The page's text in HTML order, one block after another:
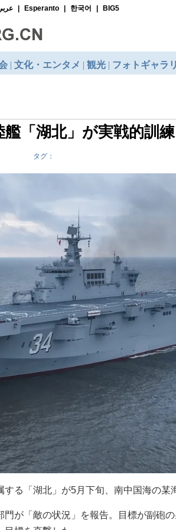
「湖北」が実戦的訓
タグ：
る「湖北」が5月下旬、南中国海の某
が「敵の状況」を報告。目標が副砲